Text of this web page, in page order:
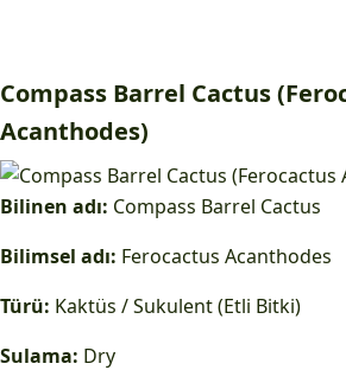
Compass Barrel Cactus
Acanthodes)
Bilinen adı: Compass Barrel Cactus
Bilimsel adı: Ferocactus Acanthodes
Türü: Kaktüs / Sukulent (Etli Bitki)
Sulama: Dry